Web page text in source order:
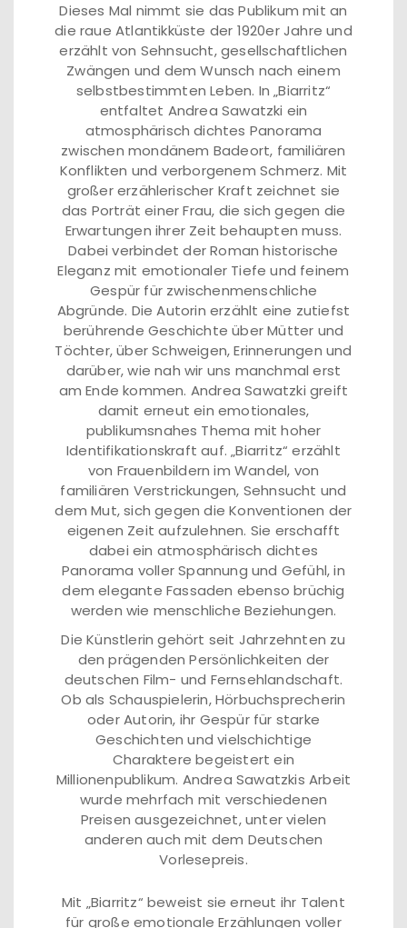
Dieses Mal nimmt sie das Publikum mit an
die raue Atlantikküste der 1920er Jahre und
erzählt von Sehnsucht, gesellschaftlichen
Zwängen und dem Wunsch nach einem
selbstbestimmten Leben. In „Biarritz“
entfaltet Andrea Sawatzki ein
atmosphärisch dichtes Panorama
zwischen mondänem Badeort, familiären
Konflikten und verborgenem Schmerz. Mit
großer erzählerischer Kraft zeichnet sie
das Porträt einer Frau, die sich gegen die
Erwartungen ihrer Zeit behaupten muss.
Dabei verbindet der Roman historische
Eleganz mit emotionaler Tiefe und feinem
Gespür für zwischenmenschliche
Abgründe. Die Autorin erzählt eine zutiefst
berührende Geschichte über Mütter und
Töchter, über Schweigen, Erinnerungen und
darüber, wie nah wir uns manchmal erst
am Ende kommen. Andrea Sawatzki greift
damit erneut ein emotionales,
publikumsnahes Thema mit hoher
Identifikationskraft auf. „Biarritz“ erzählt
von Frauenbildern im Wandel, von
familiären Verstrickungen, Sehnsucht und
dem Mut, sich gegen die Konventionen der
eigenen Zeit aufzulehnen. Sie erschafft
dabei ein atmosphärisch dichtes
Panorama voller Spannung und Gefühl, in
dem elegante Fassaden ebenso brüchig
werden wie menschliche Beziehungen.
Die Künstlerin gehört seit Jahrzehnten zu
den prägenden Persönlichkeiten der
deutschen Film- und Fernsehlandschaft.
Ob als Schauspielerin, Hörbuchsprecherin
oder Autorin, ihr Gespür für starke
Geschichten und vielschichtige
Charaktere begeistert ein
Millionenpublikum. Andrea Sawatzkis Arbeit
wurde mehrfach mit verschiedenen
Preisen ausgezeichnet, unter vielen
anderen auch mit dem Deutschen
Vorlesepreis.
Mit „Biarritz“ beweist sie erneut ihr Talent
für große emotionale Erzählungen voller